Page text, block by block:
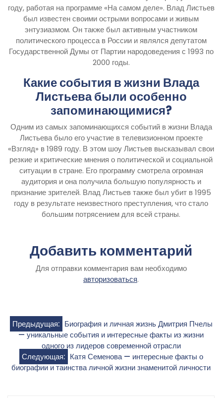
году, работая на программе «На самом деле». Влад Листьев
был известен своими острыми вопросами и живым
энтузиазмом. Он также был активным участником
политического процесса в России и являлся депутатом
Государственной Думы от Партии народоведения с 1993 по
2000 годы.
Какие события в жизни Влада
Листьева были особенно
запоминающимися?
Одним из самых запоминающихся событий в жизни Влада
Листьева было его участие в телевизионном проекте
«Взгляд» в 1989 году. В этом шоу Листьев высказывал свои
резкие и критические мнения о политической и социальной
ситуации в стране. Его программу смотрела огромная
аудитория и она получила большую популярность и
признание зрителей. Влад Листьев также был убит в 1995
году в результате неизвестного преступления, что стало
большим потрясением для всей страны.
Добавить комментарий
Для отправки комментария вам необходимо
авторизоваться.
Навигация
по
записям
Предыдущая: Биография и личная жизнь Дмитрия Пчелы
— уникальные события и интересные факты из жизни
одного из лидеров современной отрасли
Следующая: Катя Семенова — интересные факты о
биографии и таинства личной жизни знаменитой личности